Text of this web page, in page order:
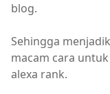
blog.
Sehingga
macam cara
alexa rank.